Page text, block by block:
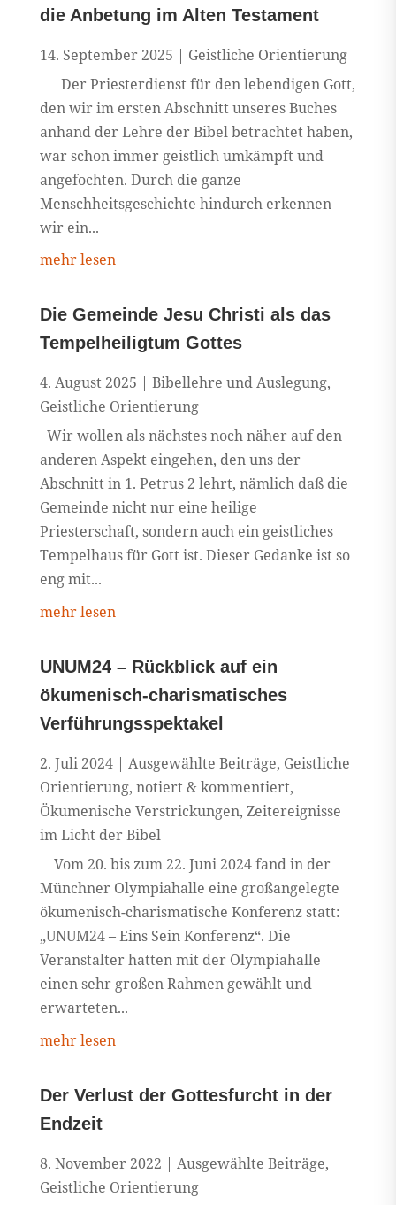
die Anbetung im Alten Testament
14. September 2025 | Geistliche Orientierung
Der Priesterdienst für den lebendigen Gott,
den wir im ersten Abschnitt unseres Buches
anhand der Lehre der Bibel betrachtet haben,
war schon immer geistlich umkämpft und
angefochten. Durch die ganze
Menschheitsgeschichte hindurch erkennen
wir ein...
mehr lesen
Die Gemeinde Jesu Christi als das
Tempelheiligtum Gottes
4. August 2025 | Bibellehre und Auslegung,
Geistliche Orientierung
Wir wollen als nächstes noch näher auf den
anderen Aspekt eingehen, den uns der
Abschnitt in 1. Petrus 2 lehrt, nämlich daß die
Gemeinde nicht nur eine heilige
Priesterschaft, sondern auch ein geistliches
Tempelhaus für Gott ist. Dieser Gedanke ist so
eng mit...
mehr lesen
UNUM24 – Rückblick auf ein
ökumenisch-charismatisches
Verführungsspektakel
2. Juli 2024| Ausgewählte Beiträge, Geistliche
Orientierung, notiert & kommentiert,
Ökumenische Verstrickungen, Zeitereignisse
im Licht der Bibel
Vom 20. bis zum 22. Juni 2024 fand in der
Münchner Olympiahalle eine großangelegte
ökumenisch-charismatische Konferenz statt:
„UNUM24 – Eins Sein Konferenz“. Die
Veranstalter hatten mit der Olympiahalle
einen sehr großen Rahmen gewählt und
erwarteten...
mehr lesen
Der Verlust der Gottesfurcht in der
Endzeit
8. November 2022 | Ausgewählte Beiträge,
Geistliche Orientierung